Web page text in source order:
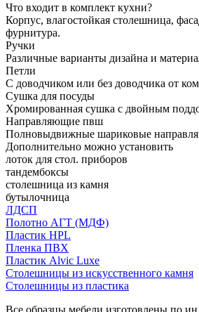
Что входит в комплект кухни?
Корпус, влагостойкая столешница,
фурнитура.
Ручки
Различные варианты дизайна и
Петли
С доводчиком или без доводчика от
Сушка для посуды
Хромированная сушка с двойным
Направляющие пвш
Полновыдвижные шариковые
Дополнительно можно установить
лоток для стол. приборов
тандембоксы
столешница из камня
бутылочница
ЛДСП
Полотно АГТ (МДФ)
Пластик HPL
Пленка ПВХ
Пластик Alvic Luxe
Столешницы из искусственного камня
Столешницы из пластика
Все образцы мебели изготовлены по